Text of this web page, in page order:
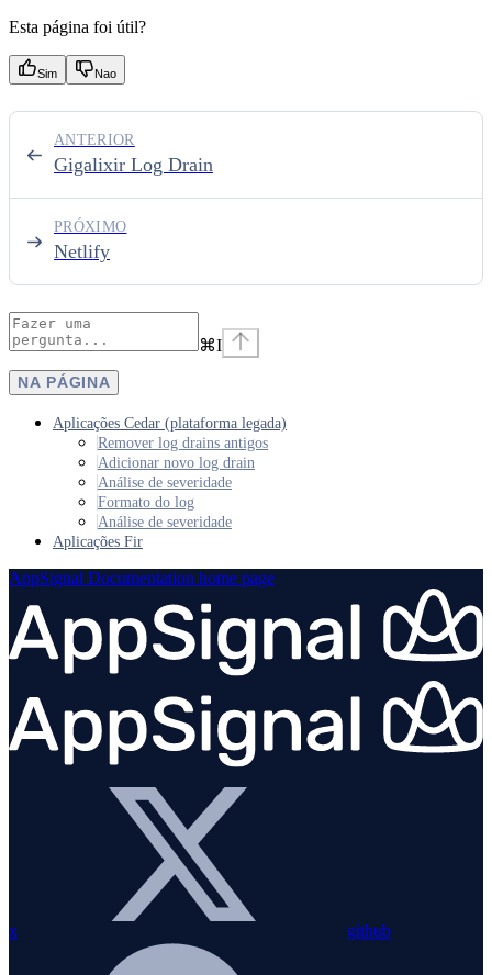
Esta página foi útil?
Sim Nao
Gigalixir Log Drain
ANTERIOR
Netlify
PRÓXIMO
⌘I
NA PÁGINA
Aplicações Cedar (plataforma legada)
Remover log drains antigos
Adicionar novo log drain
Análise de severidade
Formato do log
Análise de severidade
Aplicações Fir
AppSignal Documentation home page
x github